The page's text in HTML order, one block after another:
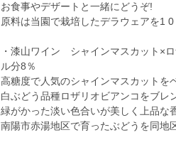
お食事やデザートと一緒にどうぞ!
原料は当園で栽培したデラウェアを1
・漆山ワイン シャインマスカット×
ル分8％
高糖度で人気のシャインマスカットを
白ぶどう品種ロザリオビアンコをブレ
緑がかった淡い色合いが美しく上品な
南陽市赤湯地区で育ったぶどうを同地